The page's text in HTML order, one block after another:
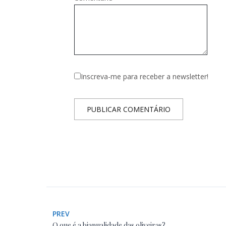
Inscreva-me para receber a newsletter!
PREV